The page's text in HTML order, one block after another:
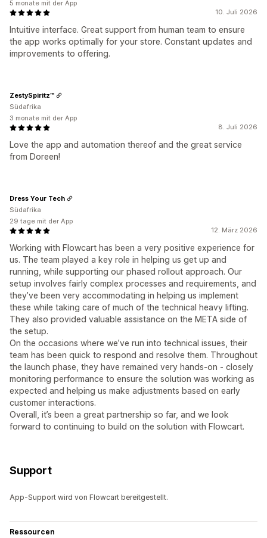
10. Juli 2026
Intuitive interface. Great support from human team to ensure
the app works optimally for your store. Constant updates and
improvements to offering.
5 monate mit der App
8. Juli 2026
Love the app and automation thereof and the great service
from Doreen!
ZestySpiritz™
Südafrika
3 monate mit der App
12. März 2026
Working with Flowcart has been a very positive experience for
us. The team played a key role in helping us get up and
running, while supporting our phased rollout approach. Our
setup involves fairly complex processes and requirements, and
they’ve been very accommodating in helping us implement
these while taking care of much of the technical heavy lifting.
They also provided valuable assistance on the META side of
the setup.
On the occasions where we’ve run into technical issues, their
team has been quick to respond and resolve them. Throughout
the launch phase, they have remained very hands-on - closely
monitoring performance to ensure the solution was working as
expected and helping us make adjustments based on early
customer interactions.
Overall, it’s been a great partnership so far, and we look
forward to continuing to build on the solution with Flowcart.
Dress Your Tech
Südafrika
29 tage mit der App
Support
App-Support wird von Flowcart bereitgestellt.
Ressourcen